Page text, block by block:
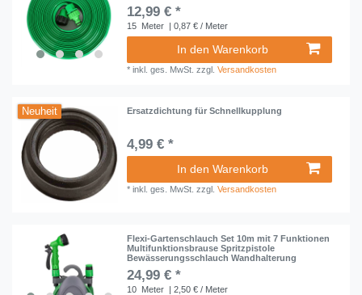
12,99 € *
15 Meter | 0,87 € / Meter
In den Warenkorb
*inkl. ges. MwSt. zzgl.Versandkosten
Neuheit Ersatzdichtung für Schnellkupplung
4,99 € *
In den Warenkorb
*inkl. ges. MwSt. zzgl.Versandkosten
Flexi-Gartenschlauch Set 10m mit 7 Funktionen
Multifunktionsbrause Spritzpistole
Bewässerungsschlauch Wandhalterung
24,99 € *
10 Meter | 2,50 € / Meter